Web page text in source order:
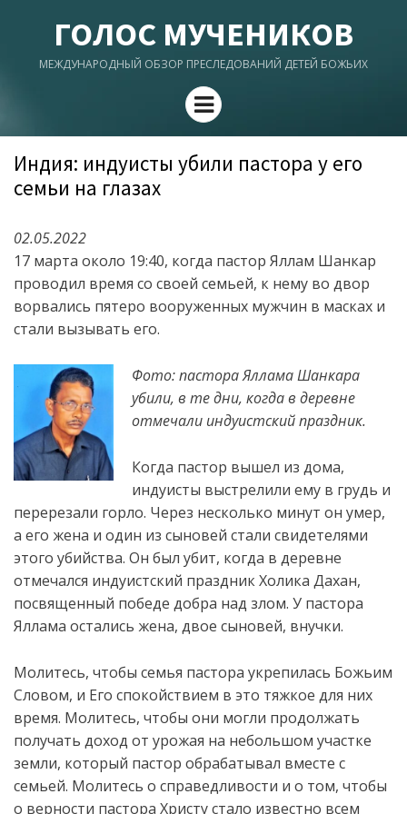
ГОЛОС МУЧЕНИКОВ
МЕЖДУНАРОДНЫЙ ОБЗОР ПРЕСЛЕДОВАНИЙ ДЕТЕЙ БОЖЬИХ
Menu
Индия: индуисты убили пастора у его
семьи на глазах
02.05.2022
17 марта около 19:40, когда пастор Яллам Шанкар
проводил время со своей семьей, к нему во двор
ворвались пятеро вооруженных мужчин в масках и
стали вызывать его.
Фото: пастора Яллама Шанкара
убили, в те дни, когда в деревне
отмечали индуистский праздник.
Когда пастор вышел из дома,
индуисты выстрелили ему в грудь и
перерезали горло. Через несколько минут он умер,
а его жена и один из сыновей стали свидетелями
этого убийства. Он был убит, когда в деревне
отмечался индуистский праздник Холика Дахан,
посвященный победе добра над злом. У пастора
Яллама остались жена, двое сыновей, внучки.
Молитесь, чтобы семья пастора укрепилась Божьим
Словом, и Его спокойствием в это тяжкое для них
время. Молитесь, чтобы они могли продолжать
получать доход от урожая на небольшом участке
земли, который пастор обрабатывал вместе с
семьей. Молитесь о справедливости и о том, чтобы
о верности пастора Христу стало известно всем